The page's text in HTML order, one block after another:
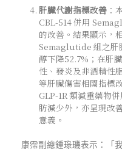
肝臟代謝指標改善 ：
CBL-514 併用
的改善。結果顯示，
Semaglutide 組之肝
醇下降52.7% ；在肝
性、發炎及非酒精性
等肝臟傷害相關指標
GLP-1R 類減重藥物
肪減少外，亦呈現改
意義。
康霈副總鍾琭璣表示：「